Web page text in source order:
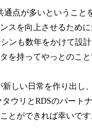
点が多いということ
スを向上させるために
ンも数年をかけて設
を持ってやっとのこ
しい日常を作り出し
ウリとRDSのパート
とができれば幸いで